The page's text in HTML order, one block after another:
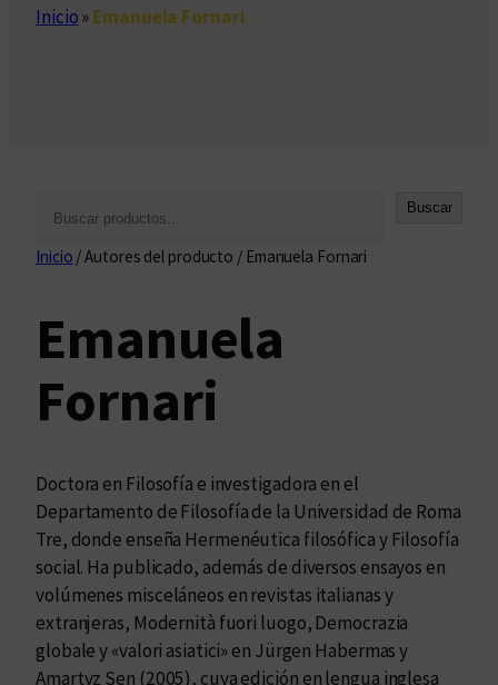
Inicio»Emanuela Fornari
s
a
Buscar
Inicio / Autores del producto / Emanuela Fornari
Emanuela
Fornari
Doctora en Filosofía e investigadora en el
Departamento de Filosofía de la Universidad de Roma
Tre, donde enseña Hermenéutica filosófica y Filosofía
social. Ha publicado, además de diversos ensayos en
volúmenes misceláneos en revistas italianas y
extranjeras, Modernità fuori luogo, Democrazia
globale y «valori asiatici» en Jürgen Habermas y
Amartyz Sen (2005), cuya edición en lengua inglesa